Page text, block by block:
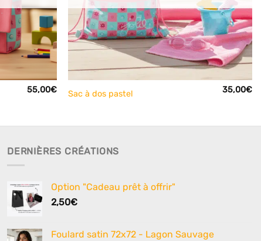
55,00€
+
Sac à dos pastel 35,00€
DERNIÈRES CRÉATIONS
Option "Cadeau prêt à offrir"
2,50€
Foulard satin 72x72 - Lagon Sauvage